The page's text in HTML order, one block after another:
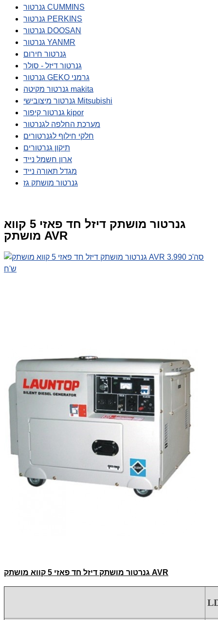
גנרטור CUMMINS
גנרטור PERKINS
גנרטור DOOSAN
גנרטור YANMR
גנרטור חירום
גנרטור דיזל - סולר
גנרטור GEKO גרמני
גנרטור מקיטה makita
גנרטור מיצובישי Mitsubishi
גנרטור קיפור kipor
מערכת החלפה לגנרטור
חלקי חילוף לגנרטורים
תיקון גנרטורים
ארון חשמל נייד
מגדל תאורה נייד
גנרטור מושתק גז
גנרטור מושתק דיזל חד פאזי 5 קווא
מושתק AVR
גנרטור מושתק דיזל חד פאזי 5 קווא מושתק AVR